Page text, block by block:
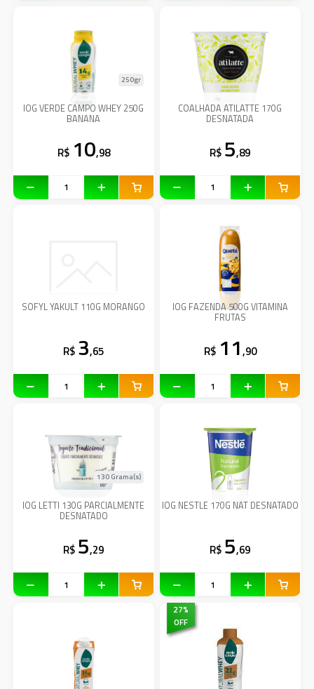
IOG VERDE CAMPO WHEY 250G
BANANA
250gr
R$ 10,98
COALHADA ATILATTE 170G
DESNATADA
R$ 5,89
SOFYL YAKULT 110G MORANGO
R$ 3,65
IOG FAZENDA 500G VITAMINA
FRUTAS
R$ 11,90
IOG LETTI 130G PARCIALMENTE
DESNATADO
130 Grama(s)
R$ 5,29
IOG NESTLE 170G NAT DESNATADO
R$ 5,69
27%
OFF